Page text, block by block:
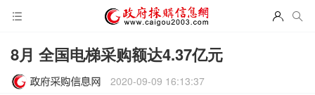
8月 全国电梯采购额达4.37亿元
2020-09-09 16:13:37